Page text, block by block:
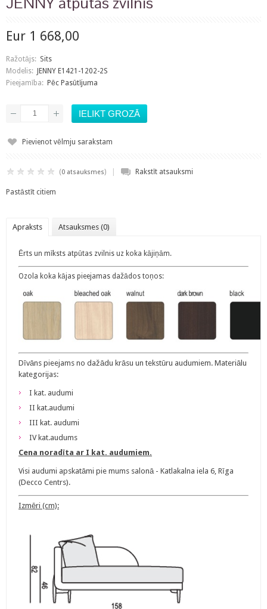
Eur 1 668,00
Ražotājs: Sits
Modelis: JENNY E1421-1202-2S
Pieejamība: Pēc Pasūtījuma
Pievienot vēlmju sarakstam
(0 atsauksmes) Rakstīt atsauksmi
Pastāstīt citiem
Apraksts Atsauksmes (0)
Ērts un mīksts atpūtas zvilnis uz koka kājiņām.
Ozola koka kājas pieejamas dažādos toņos:
Dīvāns pieejams no dažādu krāsu un tekstūru audumiem. Materiālu
kategorijas:
I kat. audumi
II kat.audumi
III kat. audumi
IV kat.audums
Cena noradīta ar I kat. audumiem.
Visi audumi apskatāmi pie mums salonā - Katlakalna iela 6, Rīga
(Decco Centrs).
Izmēri (cm):